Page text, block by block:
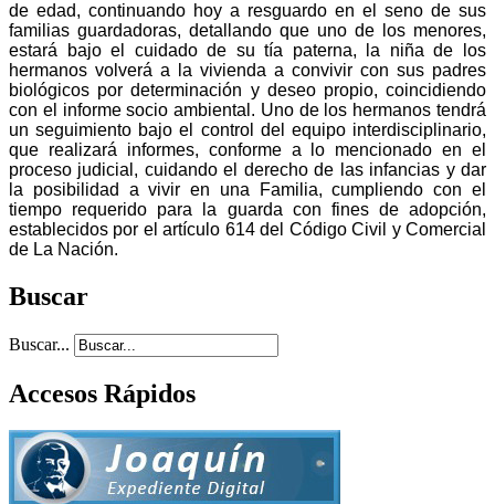
de edad, continuando hoy a resguardo en el seno de sus
familias guardadoras, detallando que uno de los menores,
estará bajo el cuidado de su tía paterna, la niña de los
hermanos volverá a la vivienda a convivir con sus padres
biológicos por determinación y deseo propio, coincidiendo
con el informe socio ambiental. Uno de los hermanos tendrá
un seguimiento bajo el control del equipo interdisciplinario,
que realizará informes, conforme a lo mencionado en el
proceso judicial, cuidando el derecho de las infancias y dar
la posibilidad a vivir en una Familia, cumpliendo con el
tiempo requerido para la guarda con fines de adopción,
establecidos por el artículo 614 del Código Civil y Comercial
de La Nación.
Buscar
Buscar...
Accesos Rápidos